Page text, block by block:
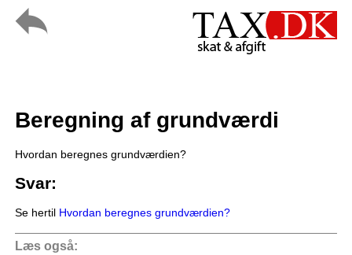
Beregning af grundværdi
Hvordan beregnes grundværdien?
Svar:
Se hertil Hvordan beregnes grundværdien?
Læs også: